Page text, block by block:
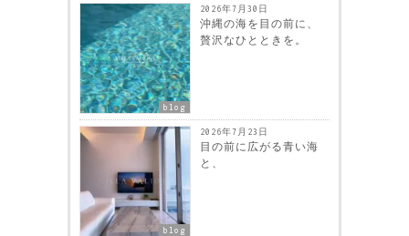
blog
2026年7月30日
沖縄の海を目の前に、
贅沢なひとときを。
blog
2026年7月23日
目の前に広がる青い海
と、